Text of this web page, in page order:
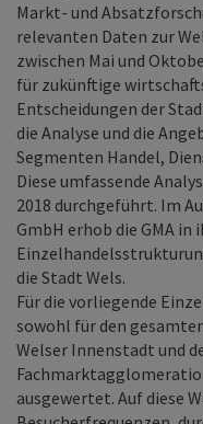
Markt- und
relevanten Daten zur
zwischen Mai und
für zukünftige
Entscheidungen der
die Analyse und die
Segmenten Handel,
Diese umfassende
2018 durchgeführt. Im
GmbH erhob die GMA in
die Stadt Wels.
Für die vorliegende
sowohl für den
Welser Innenstadt und
ausgewertet. Auf diese